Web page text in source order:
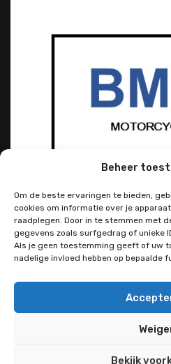
Beheer
Om de beste ervaringen te bieden,
cookies om informatie over je
raadplegen. Door in te stemmen met
gegevens zoals surfgedrag of unieke
Als je geen toestemming geeft of uw
nadelige invloed hebben op bepaalde
Bekijk